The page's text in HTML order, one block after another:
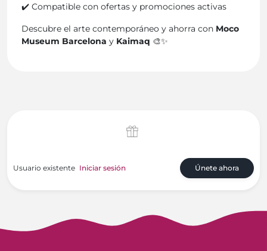
✔️ Compatible con ofertas y promociones activas
Descubre el arte contemporáneo y ahorra con Moco
Museum Barcelona y Kaimaq 🎨✨
Únete ahora
Usuario existente Iniciar sesión